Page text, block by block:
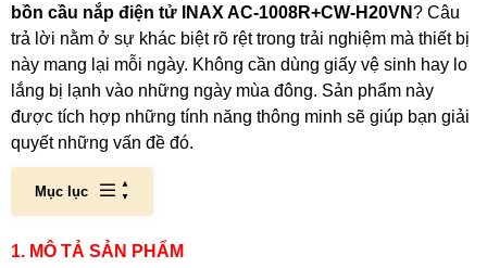
bồn cầu nắp điện tử INAX AC-1008R+CW-H20VN? Câu
trả lời nằm ở sự khác biệt rõ rệt trong trải nghiệm mà thiết bị
này mang lại mỗi ngày. Không cần dùng giấy vệ sinh hay lo
lắng bị lạnh vào những ngày mùa đông. Sản phẩm này
được tích hợp những tính năng thông minh sẽ giúp bạn giải
quyết những vấn đề đó.
Mục lục
1. MÔ TẢ SẢN PHẨM